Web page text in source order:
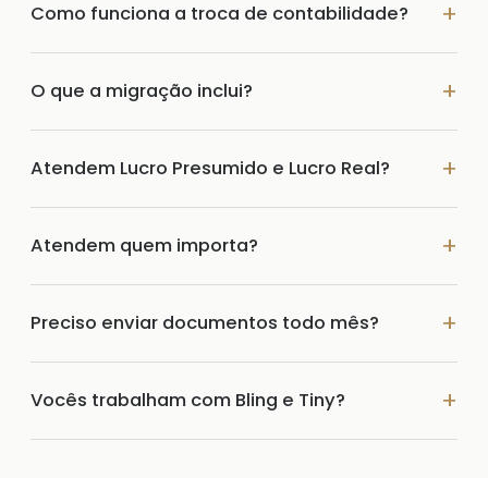
Como funciona a troca de contabilidade?
O que a migração inclui?
Atendem Lucro Presumido e Lucro Real?
Atendem quem importa?
Preciso enviar documentos todo mês?
Vocês trabalham com Bling e Tiny?